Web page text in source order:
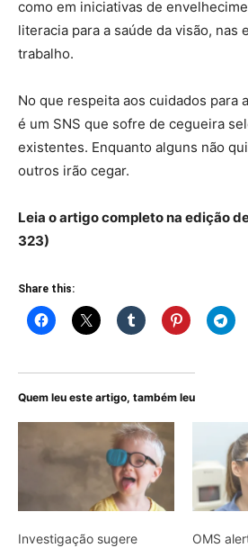
como em iniciativas de
literacia para a saúde da visão, nas
trabalho.
No que respeita aos cuidados para
é um SNS que sofre de cegueira
existentes. Enquanto alguns não
outros irão cegar.
Leia o artigo completo na edição
323)
Share this:
Quem leu este artigo, também leu
Investigação sugere
OMS